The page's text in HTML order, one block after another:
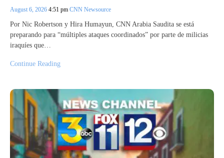
August 6, 2026 4:51 pm CNN Newsource
Por Nic Robertson y Hira Humayun, CNN Arabia Saudita se está
preparando para “múltiples ataques coordinados” por parte de milicias
iraquíes que…
Continue Reading